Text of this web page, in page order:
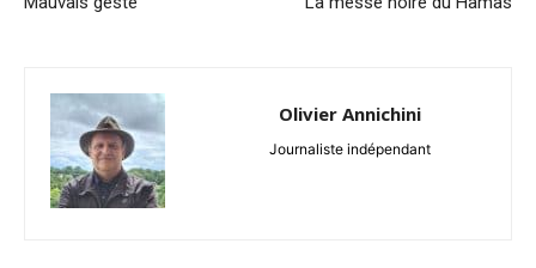
Olivier Annichini
Journaliste indépendant